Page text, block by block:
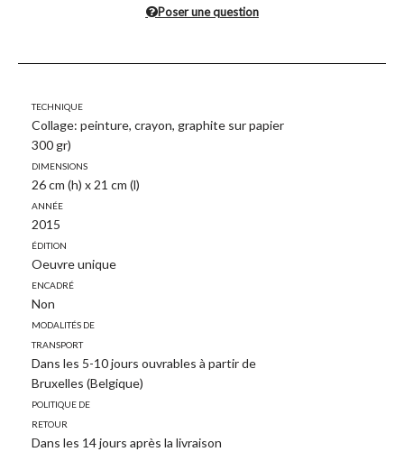
Poser une question
Technique
Collage: peinture, crayon, graphite sur papier
300 gr)
Dimensions
26 cm (h) x 21 cm (l)
Année
2015
Édition
Oeuvre unique
Encadré
Non
Modalités de
transport
Dans les 5-10 jours ouvrables à partir de
Bruxelles (Belgique)
Politique de
retour
Dans les 14 jours après la livraison